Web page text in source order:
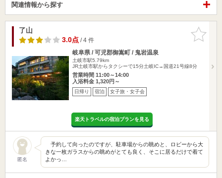
関連情報から探す
お気に入
りに追加
了山
3.0点/ 4 件
岐阜県 / 可児郡御嵩町 / 鬼岩温泉
土岐市駅5.79km
JR土岐市駅からタクシーで15分土岐IC→国道21号線8分
営業時間 11:00～14:00
入浴料金 1,320円～
日帰り 宿泊 女子旅・女子会
楽天トラベルの宿泊プランを見る
匿名
予約して向ったのですが、駐車場からの眺めと、ロビーから大
きな一枚ガラスからの眺めがとても良く、そこに居るだけで着て
よかっ…